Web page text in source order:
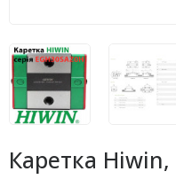
Каретка Hiwin,